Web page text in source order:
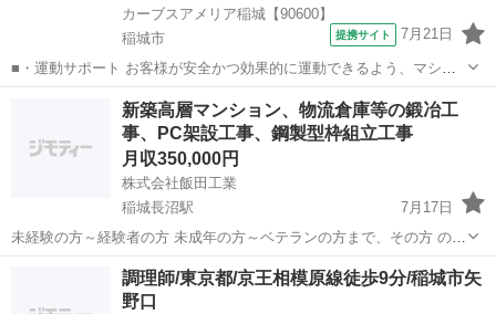
カーブスアメリア稲城【90600】
稲城市
提携サイト 7月21日
■・運動サポート お客様が安全かつ効果的に運動できるよう、マシン
の使い方をアドバイスします。運動が初めての方や苦手な方がほとん
どなので、難しい指導はありません。「今日はこの動きを意識しまし
ょう！」といったお声がけをしながら、...
稲城市 その他
新築高層マンション、物流倉庫等の鍛冶工
事、PC架設工事、鋼製型枠組立工事
月収350,000円
株式会社飯田工業
稲城長沼駅
7月17日
未経験の方～経験者の方 未成年の方～ベテランの方まで、その方 のス
キル、体力にあった無理のない作業をお任せします。 現在代表の私を
含め日本３名とベトナム人２名の計５人で再開発高 層マンションの現
場に従事しています。 小規模な...
稲城市 稲城長沼駅 その他 型枠
調理師/東京都/京王相模原線徒歩9分/稲城市矢
野口